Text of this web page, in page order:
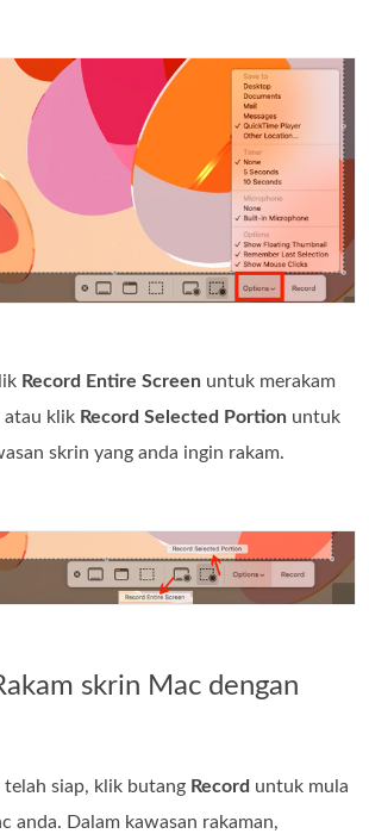
Record Entire Screen untuk merakam
atau klik Record Selected Portion untuk
skrin yang anda ingin rakam.
skrin Mac dengan
telah siap, klik butang Record untuk mula
anda. Dalam kawasan rakaman,